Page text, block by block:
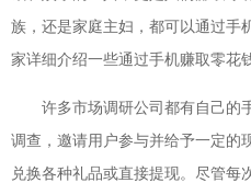
族，还是家庭主妇，都可以通过手
家详细介绍一些通过手机赚取零花
许多市场调研公司都有自己的
调查，邀请用户参与并给予一定的
兑换各种礼品或直接提现。尽管每